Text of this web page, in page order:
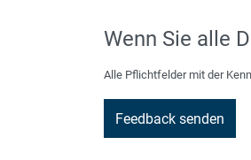
Wenn Sie alle
Alle Pflichtfelder mit der